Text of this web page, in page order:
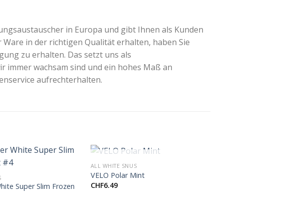
in Europa und gibt Ihnen als Kunden
in der richtigen Qualität erhalten, haben Sie
zu erhalten. Das setzt uns als
immer wachsam sind und ein hohes Maß an
aufrechterhalten.
Super Slim Frozen
+
OUT OF STOCK
ALL WHITE SNUS
VELO Polar Mint
CHF6.49